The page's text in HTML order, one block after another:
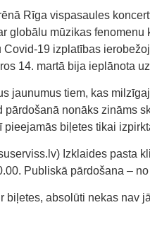
Rīga vispasaules
globālu mūzikas
Covid-19 izplatības
14. martā bija ieplānota
jaunumus tiem, kas
pārdošanā nonāks zināms
pieejamās biļetes tikai
Izklaides pasta
Publiskā pārdošana –
biļetes, absolūti nekas nav